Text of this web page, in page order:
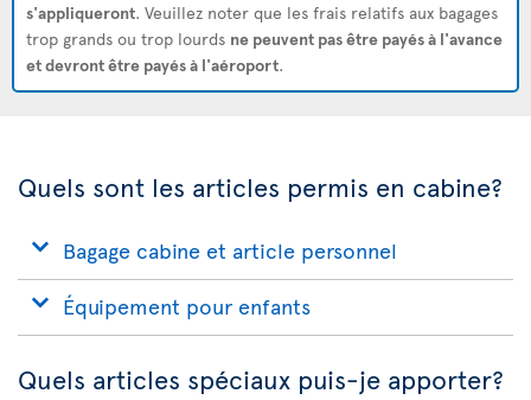
s'appliqueront. Veuillez noter que les frais relatifs aux bagages
trop grands ou trop lourds ne peuvent pas être payés à l'avance
et devront être payés à l'aéroport.
Quels sont les articles permis en cabine?
Bagage cabine et article personnel
Équipement pour enfants
Quels articles spéciaux puis-je apporter?